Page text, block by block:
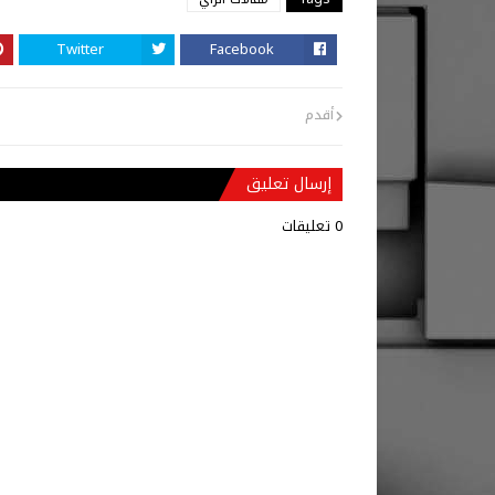
Facebook
Twitter
أقدم
إرسال تعليق
0 تعليقات